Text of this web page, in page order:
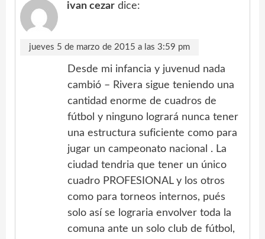
ivan cezar dice:
jueves 5 de marzo de 2015 a las 3:59 pm
Desde mi infancia y juvenud nada
cambió – Rivera sigue teniendo una
cantidad enorme de cuadros de
fútbol y ninguno logrará nunca tener
una estructura suficiente como para
jugar un campeonato nacional . La
ciudad tendria que tener un único
cuadro PROFESIONAL y los otros
como para torneos internos, pués
solo así se lograria envolver toda la
comuna ante un solo club de fútbol,